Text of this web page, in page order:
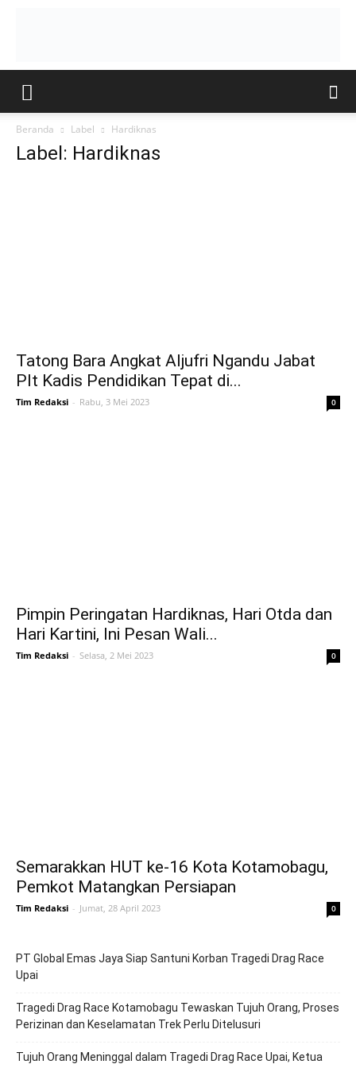
Beranda Label Hardiknas
Label: Hardiknas
Tatong Bara Angkat Aljufri Ngandu Jabat
Plt Kadis Pendidikan Tepat di...
Tim Redaksi - Rabu, 3 Mei 2023 0
Pimpin Peringatan Hardiknas, Hari Otda dan
Hari Kartini, Ini Pesan Wali...
Tim Redaksi - Selasa, 2 Mei 2023 0
Semarakkan HUT ke-16 Kota Kotamobagu,
Pemkot Matangkan Persiapan
Tim Redaksi - Jumat, 28 April 2023 0
PT Global Emas Jaya Siap Santuni Korban Tragedi Drag Race
Upai
Tragedi Drag Race Kotamobagu Tewaskan Tujuh Orang, Proses
Perizinan dan Keselamatan Trek Perlu Ditelusuri
Tujuh Orang Meninggal dalam Tragedi Drag Race Upai, Ketua